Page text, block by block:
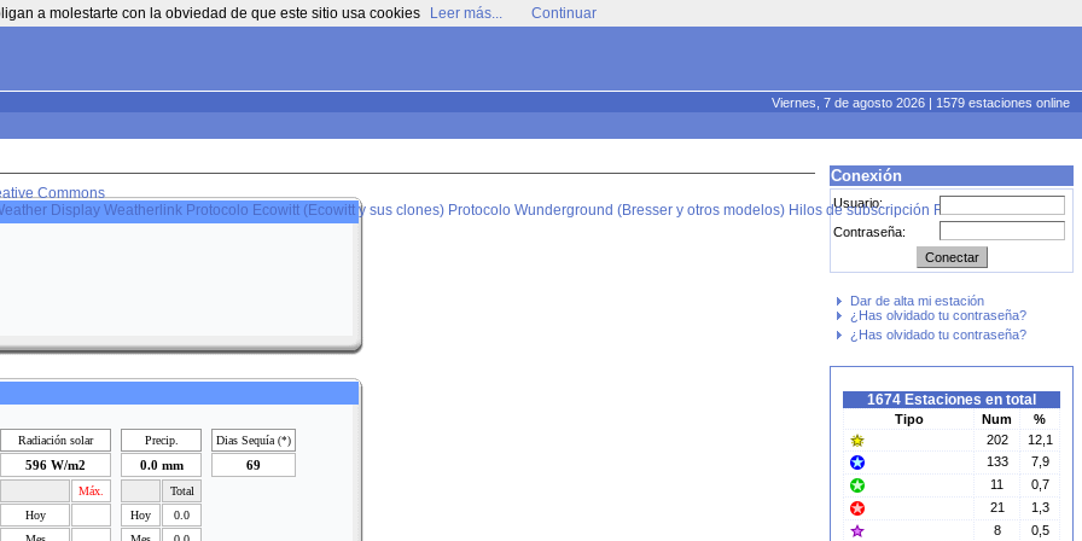
Viernes, 7 de agosto 2026 | 1579 estaciones online
Commons
Display Weatherlink Protocolo Ecowitt (Ecowitt y sus clones) Protocolo Wunderground (Bresser y otros modelos) Hilos de subscripción RSS
Radiación solar Precip. Dias Sequía (*)
596 W/m2 0.0 mm 69
Máx.
Total
Hoy Hoy
0.0
Conexión
Usuario:
Contraseña:
Dar de alta mi estación
¿Has olvidado tu contraseña?
¿Has olvidado tu contraseña?
1674 Estaciones en total
Tipo Num
%
202
12,1
133
7,9
11
0,7
21
1,3
8
0,5
a molestarte con la obviedad de que este sitio usa cookies Leer más... Continuar